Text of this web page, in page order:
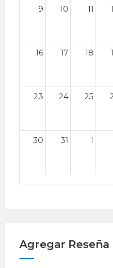
9 10 11
16 17 18
23 24 25
30 31 1
Agregar Reseña